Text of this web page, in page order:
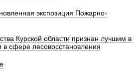
экспозиция Пожарно-
Курской области признан лучшим в
сфере лесовосстановления